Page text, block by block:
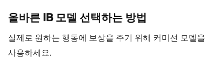
올바른 IB 모델 선택하는 방법
실제로 원하는 행동에 보상을 주기 위해 커미션 모델을
사용하세요.